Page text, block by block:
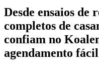
Desde ensaios de
completos de
confiam no
agendamento fácil